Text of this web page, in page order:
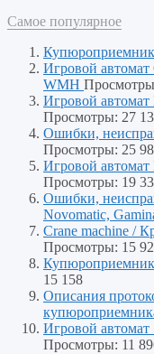
Самое популярное
Игровой
WMH
Игровой
Просмотры: 27
Ошибки,
Просмотры: 25
Игровой автомат
Просмотры: 19
Ошибки,
Novomatic,
Crane machine /
Просмотры: 15
15 158
Описания
Игровой
Просмотры: 11